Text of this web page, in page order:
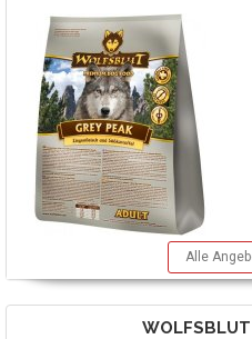
Alle
WOLFSBLUT